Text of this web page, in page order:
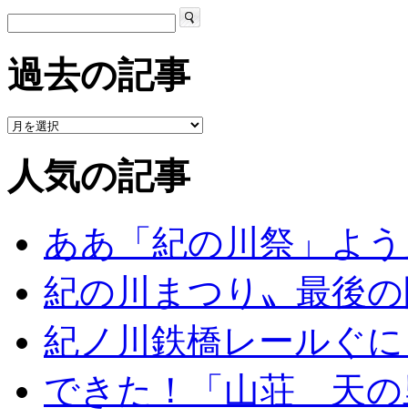
過去の記事
人気の記事
ああ「紀の川祭」よ
紀の川まつり〟最後
紀ノ川鉄橋レールぐ
できた！「山荘 天の